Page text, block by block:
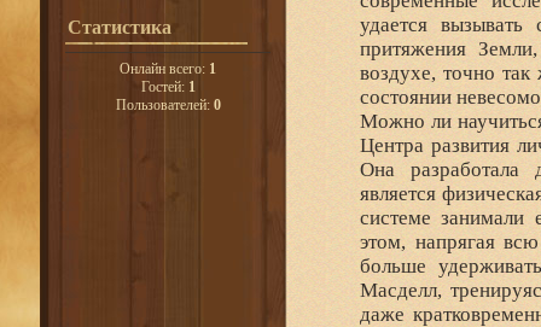
Статистика
Онлайн всего: 1
Гостей: 1
Пользователей: 0
удается вызывать
притяжения
воздухе, точно
состоянии
Можно ли
Центра развития
Она разработала
является
системе
этом, напрягая
больше
Масделл,
даже